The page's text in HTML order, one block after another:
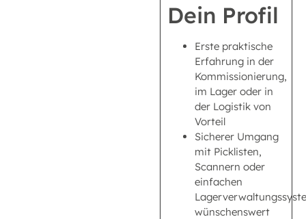
Dein Profil
Erste praktische
Erfahrung in der
Kommissionierung,
im Lager oder in
der Logistik von
Vorteil
Sicherer Umgang
mit Picklisten,
Scannern oder
einfachen
wünschenswert